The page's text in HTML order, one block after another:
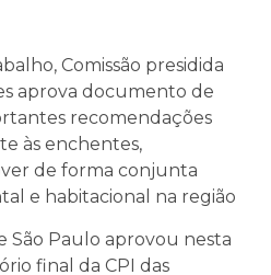
Comissão presidida
aprova documento de
recomendações
às enchentes,
de forma conjunta
e habitacional na região
São Paulo aprovou nesta
final da CPI das